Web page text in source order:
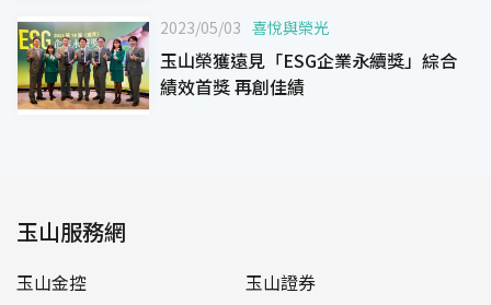
2023/05/03 喜悅與榮光
玉山榮獲遠見「ESG企業永續獎」綜合
績效首獎 再創佳績
玉山服務網
玉山金控
玉山證券